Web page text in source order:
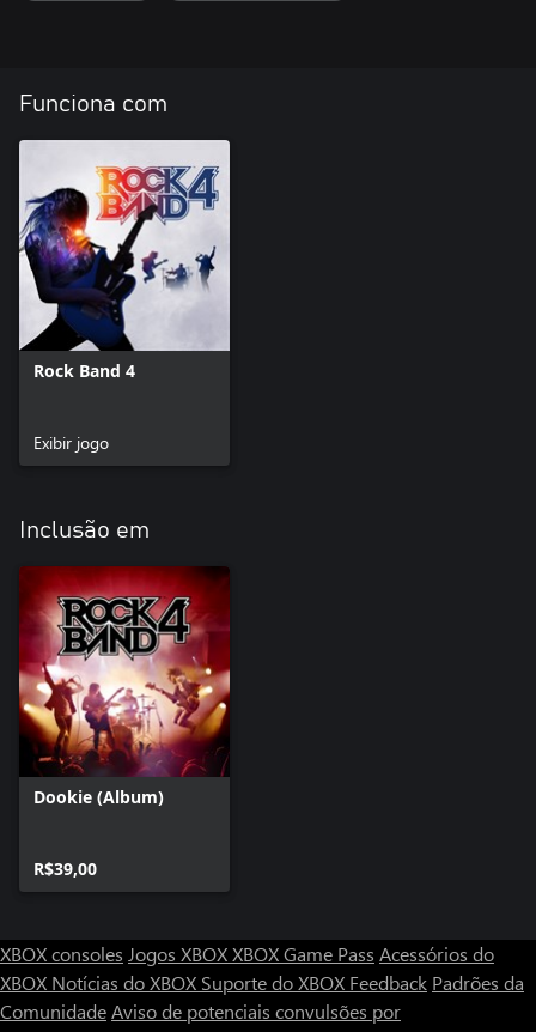
Funciona com
Rock Band 4
Exibir jogo
Inclusão em
Dookie (Album)
R$39,00
XBOX consoles Jogos XBOXXBOX Game Pass Acessórios do
XBOX Notícias do XBOX Suporte do XBOX Feedback Padrões da
ComunidadeAviso de potenciais convulsões por